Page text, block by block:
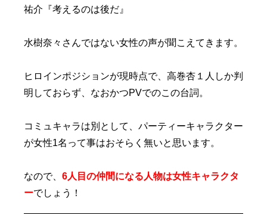
祐介『考えるのは後だ』
水樹奈々さんではない女性の声が聞こえてきます。
ヒロインポジションが現時点で、高巻杏１人しか判
明しておらず、なおかつPVでのこの台詞。
コミュキャラは別として、パーティーキャラクター
が女性1名って事はおそらく無いと思います。
なので、 6人目の仲間になる人物は女性キャラクタ
ーでしょう！